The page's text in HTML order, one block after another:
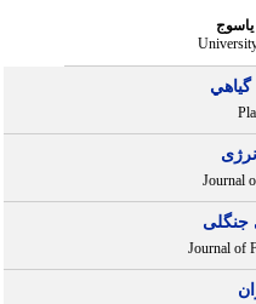
یاسوج
Journal
جنگلی
Journal of